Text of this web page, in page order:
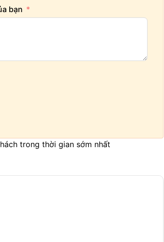
bạn
trong thời gian sớm nhất